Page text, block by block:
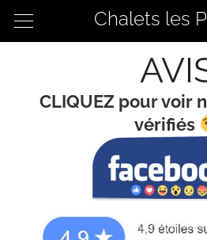
Chalets les
CLIQUEZ pour voir
vérifiés